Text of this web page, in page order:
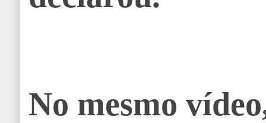
No mesmo